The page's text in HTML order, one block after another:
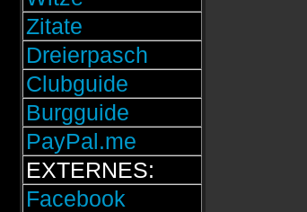
Zitate
Dreierpasch
Clubguide
Burgguide
PayPal.me
EXTERNES:
Facebook